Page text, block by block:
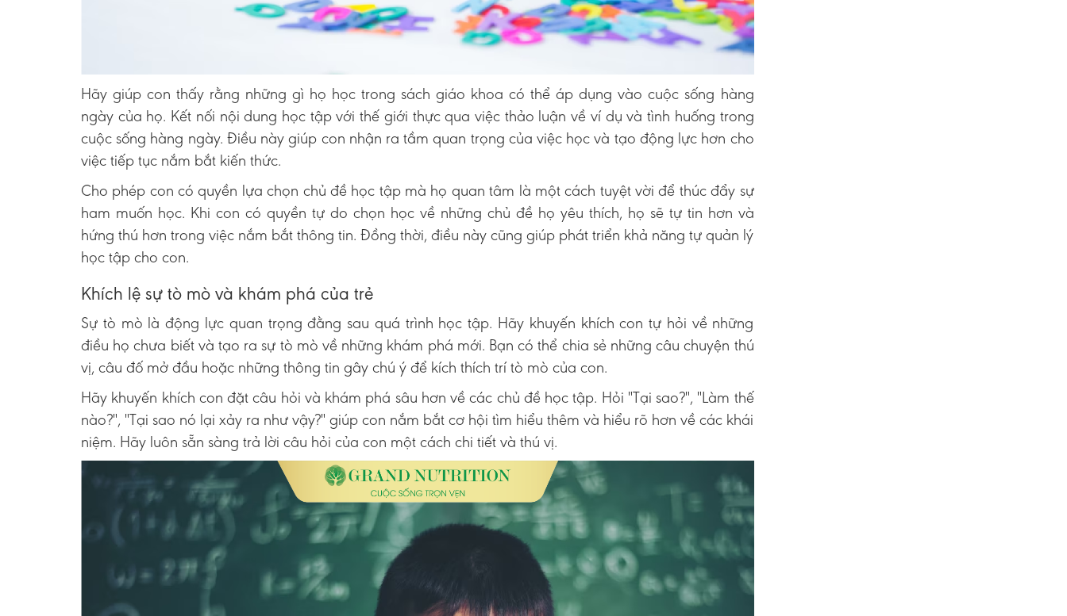
Hãy giúp con thấy rằng những gì họ học trong sách giáo khoa có thể áp dụng vào cuộc sống hàng
ngày của họ. Kết nối nội dung học tập với thế giới thực qua việc thảo luận về ví dụ và tình huống trong
cuộc sống hàng ngày. Điều này giúp con nhận ra tầm quan trọng của việc học và tạo động lực hơn cho
việc tiếp tục nắm bắt kiến thức.
Cho phép con có quyền lựa chọn chủ đề học tập mà họ quan tâm là một cách tuyệt vời để thúc đẩy sự
ham muốn học. Khi con có quyền tự do chọn học về những chủ đề họ yêu thích, họ sẽ tự tin hơn và
hứng thú hơn trong việc nắm bắt thông tin. Đồng thời, điều này cũng giúp phát triển khả năng tự quản lý
học tập cho con.
Khích lệ sự tò mò và khám phá của trẻ
Sự tò mò là động lực quan trọng đằng sau quá trình học tập. Hãy khuyến khích con tự hỏi về những
điều họ chưa biết và tạo ra sự tò mò về những khám phá mới. Bạn có thể chia sẻ những câu chuyện thú
vị, câu đố mở đầu hoặc những thông tin gây chú ý để kích thích trí tò mò của con.
Hãy khuyến khích con đặt câu hỏi và khám phá sâu hơn về các chủ đề học tập. Hỏi "Tại sao?", "Làm thế
nào?", "Tại sao nó lại xảy ra như vậy?" giúp con nắm bắt cơ hội tìm hiểu thêm và hiểu rõ hơn về các khái
niệm. Hãy luôn sẵn sàng trả lời câu hỏi của con một cách chi tiết và thú vị.